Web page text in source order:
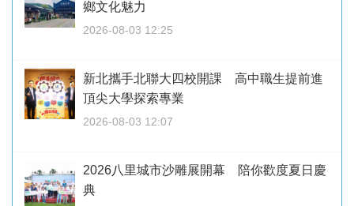
鄉文化魅力
2026-08-03 12:25
新北攜手北聯大四校開課 高中職生提前進
頂尖大學探索專業
2026-08-03 12:07
2026八里城市沙雕展開幕 陪你歡度夏日慶
典